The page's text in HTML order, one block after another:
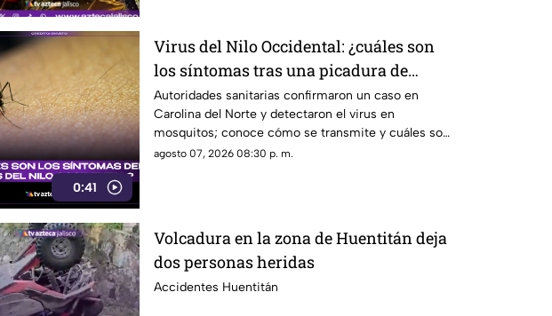
0:41
Virus del Nilo Occidental: ¿cuáles son
los síntomas tras una picadura de
mosquito?
Autoridades sanitarias confirmaron un caso en
Carolina del Norte y detectaron el virus en
mosquitos; conoce cómo se transmite y cuáles son
sus síntomas.
agosto 07, 2026 08:30 p. m.
Volcadura en la zona de Huentitán deja
dos personas heridas
Accidentes Huentitán